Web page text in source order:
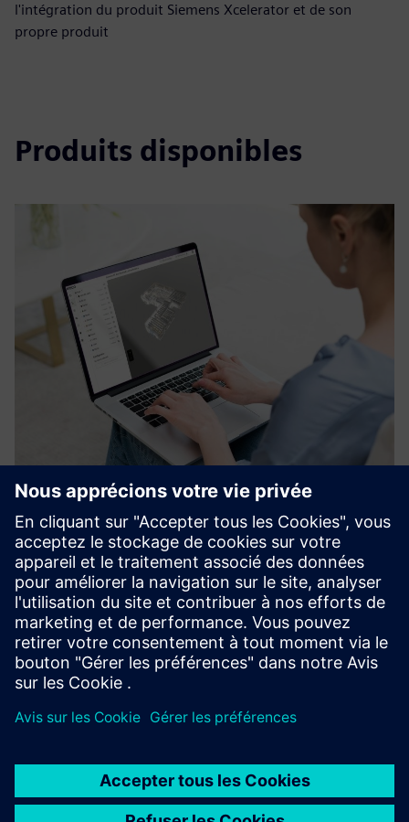
l'intégration du produit Siemens Xcelerator et de son
propre produit
Produits disponibles
3D Data Manager by RIIICO
Le gestionnaire de données 3D de RIIICO est la passerelle
vers les données de réalité compatibles CAO — s'intégrant
parfaitement aux flux de travail de simulation et de
planification établis.
En savoir plus